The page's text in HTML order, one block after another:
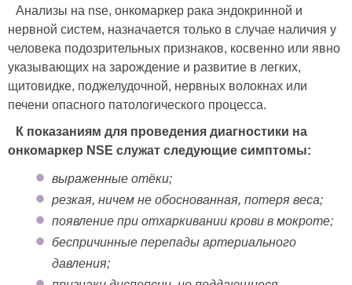
Анализы на nse, онкомаркер рака эндокринной и
нервной систем, назначается только в случае наличия у
человека подозрительных признаков, косвенно или явно
указывающих на зарождение и развитие в легких,
щитовидке, поджелудочной, нервных волокнах или
печени опасного патологического процесса.
К показаниям для проведения диагностики на
онкомаркер NSE служат следующие симптомы:
выраженные отёки;
резкая, ничем не обоснованная, потеря веса;
появление при отхаркивании крови в мокроте;
беспричинные перепады артериального
давления;